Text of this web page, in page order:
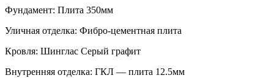
Фундамент: Плита 350мм
Уличная отделка: Фибро-цементная плита
Кровля: Шинглас Серый графит
Внутренняя отделка: ГКЛ — плита 12.5мм